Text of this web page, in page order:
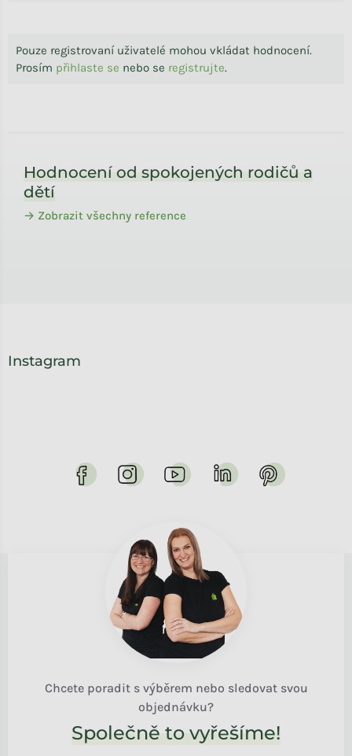
Pouze registrovaní uživatelé mohou vkládat hodnocení.
Prosím přihlaste se nebo se registrujte.
Hodnocení od spokojených rodičů a
dětí
→ Zobrazit všechny reference
Instagram
Chcete poradit s výběrem nebo sledovat svou
objednávku?
Společně to vyřešíme!